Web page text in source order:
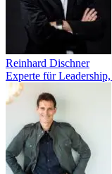
Reinhard Dischner
Experte für